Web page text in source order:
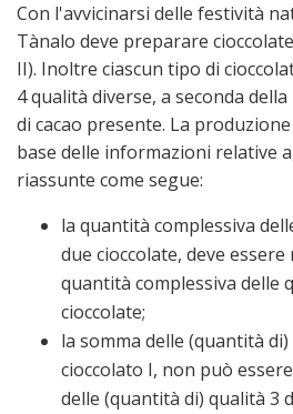
Con l'avvicinarsi delle festività
Tànalo deve preparare
II). Inoltre ciascun tipo di
4 qualità diverse, a seconda
di cacao presente. La
base delle informazioni relative
riassunte come segue:
la quantità complessiva
due cioccolate, deve
quantità complessiva delle
cioccolate;
la somma delle (quantità
cioccolato I, non può
delle (quantità di) qualità 3